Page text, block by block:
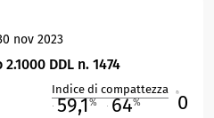
nov 2023
DDL n. 1474
Indice di compattezza
59,1% 64% 0